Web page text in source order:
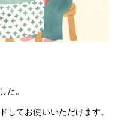
た。
してお使いいただけます。